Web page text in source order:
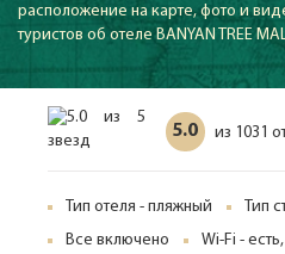
расположение на карте, фото и
туристов об отеле BANYAN TREE
5.0 из 1031
Тип отеля - пляжный
Тип
Все включено
Wi-Fi -